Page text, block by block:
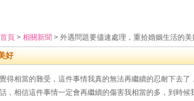
首頁 > 相關新聞 > 外遇問題要儘速處理，重拾婚姻生活的美
好
得相當的難受，這件事情我真的無法再繼續的忍耐下去了，
，相信這件事情一定會再繼續的傷害我相當的多，到時候